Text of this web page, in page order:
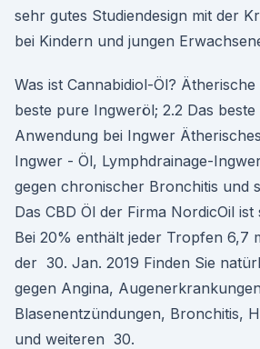
sehr gutes Studiendesign mit der
bei Kindern und jungen
Was ist Cannabidiol-Öl? Ätherische
beste pure Ingweröl; 2.2 Das
Anwendung bei Ingwer
Ingwer - Öl, Lymphdrainage-
gegen chronischer Bronchitis und
Das CBD Öl der Firma NordicOil
Bei 20% enthält jeder Tropfen 6,7
der 30. Jan. 2019 Finden Sie
gegen Angina,
Blasenentzündungen, Bronchitis,
und weiteren 30.